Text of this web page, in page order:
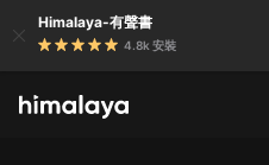
Himalaya-有聲書
4.8k 安裝